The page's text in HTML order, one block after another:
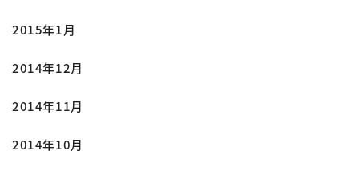
2015年1月
2014年12月
2014年11月
2014年10月